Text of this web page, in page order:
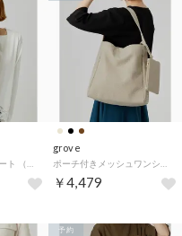
grove
￥4,479
予約